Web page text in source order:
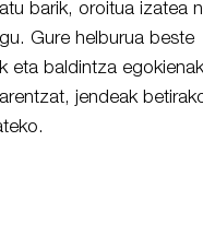
barik, oroitua izatea
Gure helburua beste
eta baldintza egokienak
jendeak